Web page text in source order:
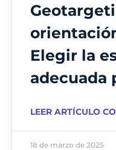
Elegir la
adecuada
LEER ARTÍCULO
18 de marzo de 2025